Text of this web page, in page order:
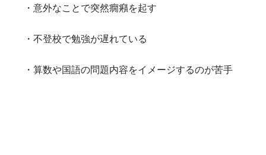
・意外なことで突然癇癪を起す
・不登校で勉強が遅れている
・算数や国語の問題内容をイメージするのが苦手